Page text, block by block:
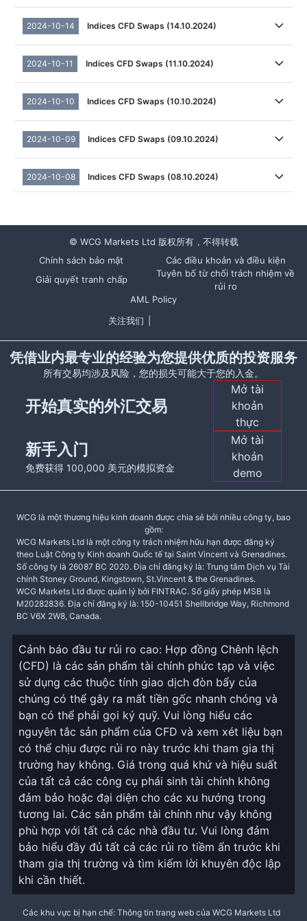
2024-10-14 Indices CFD Swaps (14.10.2024)
2024-10-11 Indices CFD Swaps (11.10.2024)
2024-10-10 Indices CFD Swaps (10.10.2024)
2024-10-09 Indices CFD Swaps (09.10.2024)
2024-10-08 Indices CFD Swaps (08.10.2024)
© WCG Markets Ltd 版权所有，不得转载
Chính sách bảo mật
Các điều khoản và điều kiện
Giải quyết tranh chấp
Tuyên bố từ chối trách nhiệm về
rủi ro
AML Policy
关注我们
凭借业内最专业的经验为您提供优质的投资服务
所有交易均涉及风险，您的损失可能大于您的入金。
开始真实的外汇交易
Mở tài
khoản
thực
新手入门
免费获得 100,000 美元的模拟资金
Mở tài
khoản
demo
WCG là một thương hiệu kinh doanh được chia sẻ bởi nhiều công ty, bao
gồm:
WCG Markets Ltd là một công ty trách nhiệm hữu hạn được đăng ký
theo Luật Công ty Kinh doanh Quốc tế tại Saint Vincent và Grenadines.
Số công ty là 26087 BC 2020. Địa chỉ đăng ký là: Trung tâm Dịch vụ Tài
chính Stoney Ground, Kingstown, St.Vincent & the Grenadines.
WCG Markets Ltd được quản lý bởi FINTRAC. Số giấy phép MSB là
M20282836. Địa chỉ đăng ký là: 150-10451 Shellbridge Way, Richmond
BC V6X 2W8, Canada.
Cảnh báo đầu tư rủi ro cao: Hợp đồng Chênh lệch
(CFD) là các sản phẩm tài chính phức tạp và việc
sử dụng các thuộc tính giao dịch đòn bẩy của
chúng có thể gây ra mất tiền gốc nhanh chóng và
bạn có thể phải gọi ký quỹ. Vui lòng hiểu các
nguyên tắc sản phẩm của CFD và xem xét liệu bạn
có thể chịu được rủi ro này trước khi tham gia thị
trường hay không. Giá trong quá khứ và hiệu suất
của tất cả các công cụ phái sinh tài chính không
đảm bảo hoặc đại diện cho các xu hướng trong
tương lai. Các sản phẩm tài chính như vậy không
phù hợp với tất cả các nhà đầu tư. Vui lòng đảm
bảo hiểu đầy đủ tất cả các rủi ro tiềm ẩn trước khi
tham gia thị trường và tìm kiếm lời khuyên độc lập
khi cần thiết.
Các khu vực bị hạn chế: Thông tin trang web của WCG Markets Ltd